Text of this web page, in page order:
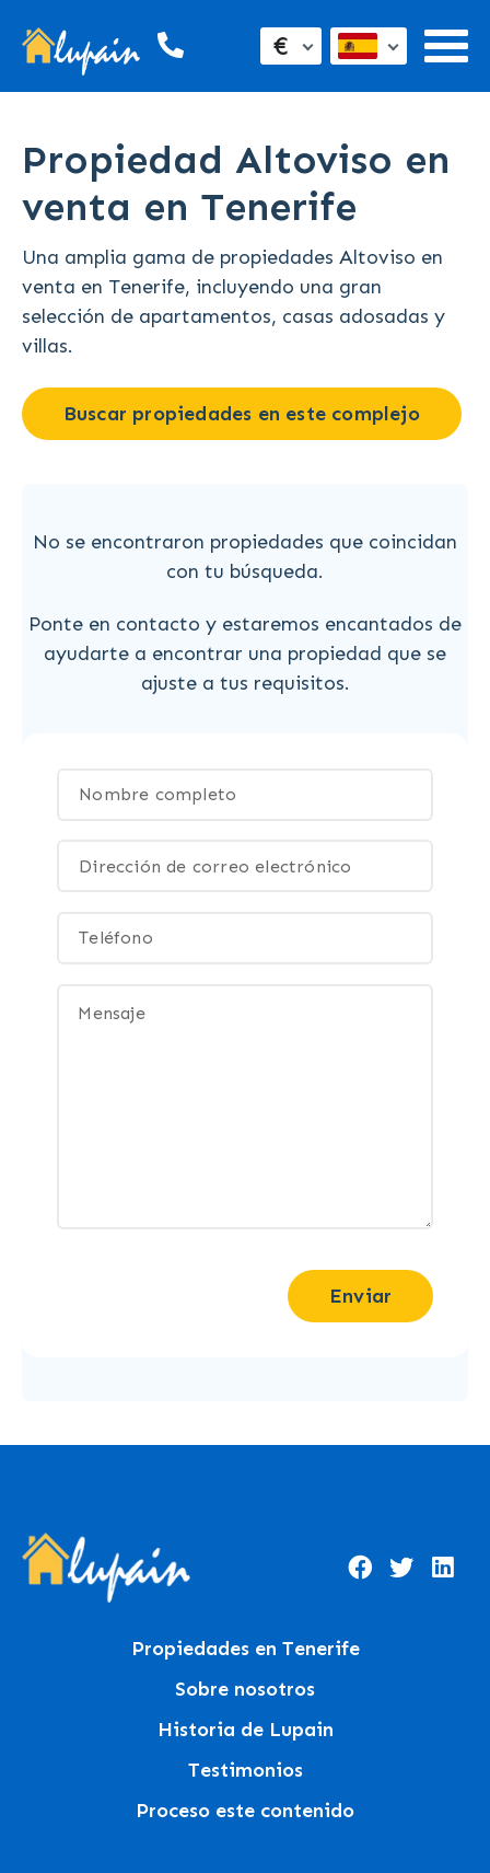
€
Propiedad Altoviso en
venta en Tenerife
Una amplia gama de propiedades Altoviso en
venta en Tenerife, incluyendo una gran
selección de apartamentos, casas adosadas y
villas.
Buscar propiedades en este complejo
No se encontraron propiedades que coincidan
con tu búsqueda.
Ponte en contacto y estaremos encantados de
ayudarte a encontrar una propiedad que se
ajuste a tus requisitos.
Enviar
Propiedades en Tenerife
Sobre nosotros
Historia de Lupain
Testimonios
Proceso este contenido